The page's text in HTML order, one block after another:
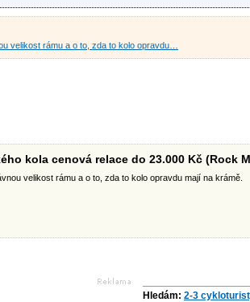
velikost rámu a o to, zda to kolo opravdu…
kola cenová relace do 23.000 Kč (Rock
velikost rámu a o to, zda to kolo opravdu mají na krámě.
Hledám: 2-3